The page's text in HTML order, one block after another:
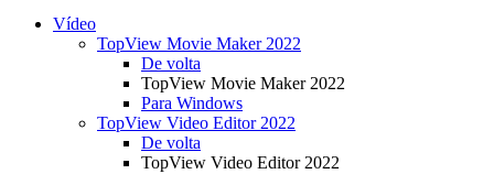
Vídeo
TopView Movie Maker 2022
De volta
TopView Movie Maker 2022
Para Windows
TopView Video Editor 2022
De volta
TopView Video Editor 2022